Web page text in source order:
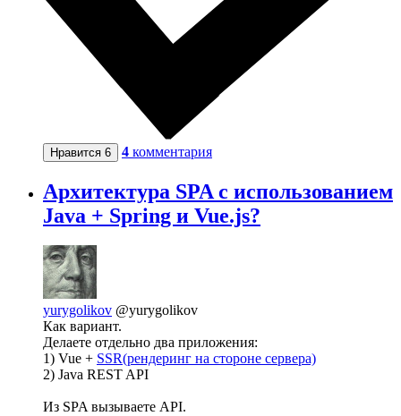
Нравится 6 4 комментария
Архитектура SPA с использованием
Java + Spring и Vue.js?
yurygolikov @yurygolikov
Как вариант.
Делаете отдельно два приложения:
1) Vue + SSR(рендеринг на стороне сервера)
2) Java REST API
Из SPA вызываете API.